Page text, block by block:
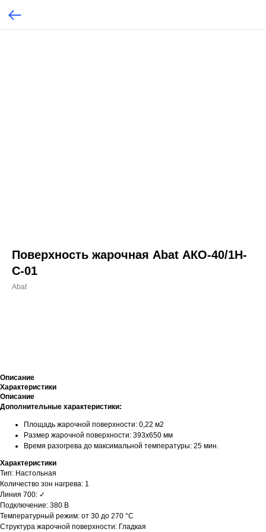
Поверхность жарочная Abat АКО-40/1Н-
С-01
Abat
Описание
Характеристики
Описание
Дополнительные характеристики:
Площадь жарочной поверхности: 0,22 м2
Размер жарочной поверхности: 393x650 мм
Время разогрева до максимальной температуры: 25 мин.
Характеристики
Тип: Настольная
Количество зон нагрева: 1
Линия 700: ✓
Подключение: 380 В
Температурный режим: от 30 до 270 °С
Структура жарочной поверхности: Гладкая